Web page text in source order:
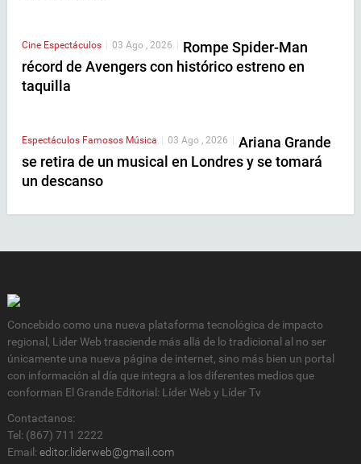
Cine Espectáculos | 03 Ago , 2026 | Rompe Spider-Man
récord de Avengers con histórico estreno en
taquilla
Espectáculos Famosos Música 03 Ago , 2026
Ariana Grande
se retira de un musical en Londres y se tomará
un descanso
Concebido como una nueva plataforma tecnológica de impacto
regional, Lider Web trasciende más allá de lo tradicional al no ser
únicamente una nueva página de internet, sino más bien un portal
con información al día que integra a los diferentes medios que
conforman El Grande Editorial: Líder Web y Líder Tv
Contactanos:
Tel: (867) 711 2222
Email: editor.liderweb@gmail.com